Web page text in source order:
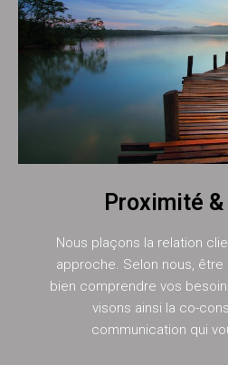
Proximité
Nous plaçons la relation
approche. Selon nous,
bien comprendre vos
visons ainsi la co-
communication qui